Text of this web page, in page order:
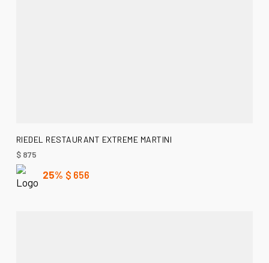
AÑADIR AL CARRITO
RIEDEL RESTAURANT EXTREME MARTINI
$875
25% $ 656